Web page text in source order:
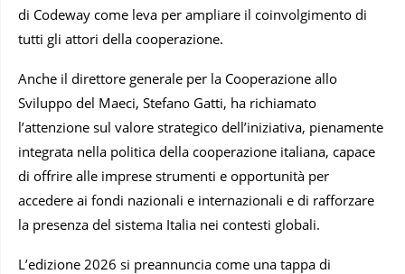
di Codeway come leva per ampliare il coinvolgimento di
tutti gli attori della cooperazione.
Anche il direttore generale per la Cooperazione allo
Sviluppo del Maeci, Stefano Gatti, ha richiamato
l’attenzione sul valore strategico dell’iniziativa, pienamente
integrata nella politica della cooperazione italiana, capace
di offrire alle imprese strumenti e opportunità per
accedere ai fondi nazionali e internazionali e di rafforzare
la presenza del sistema Italia nei contesti globali.
L’edizione 2026 si preannuncia come una tappa di